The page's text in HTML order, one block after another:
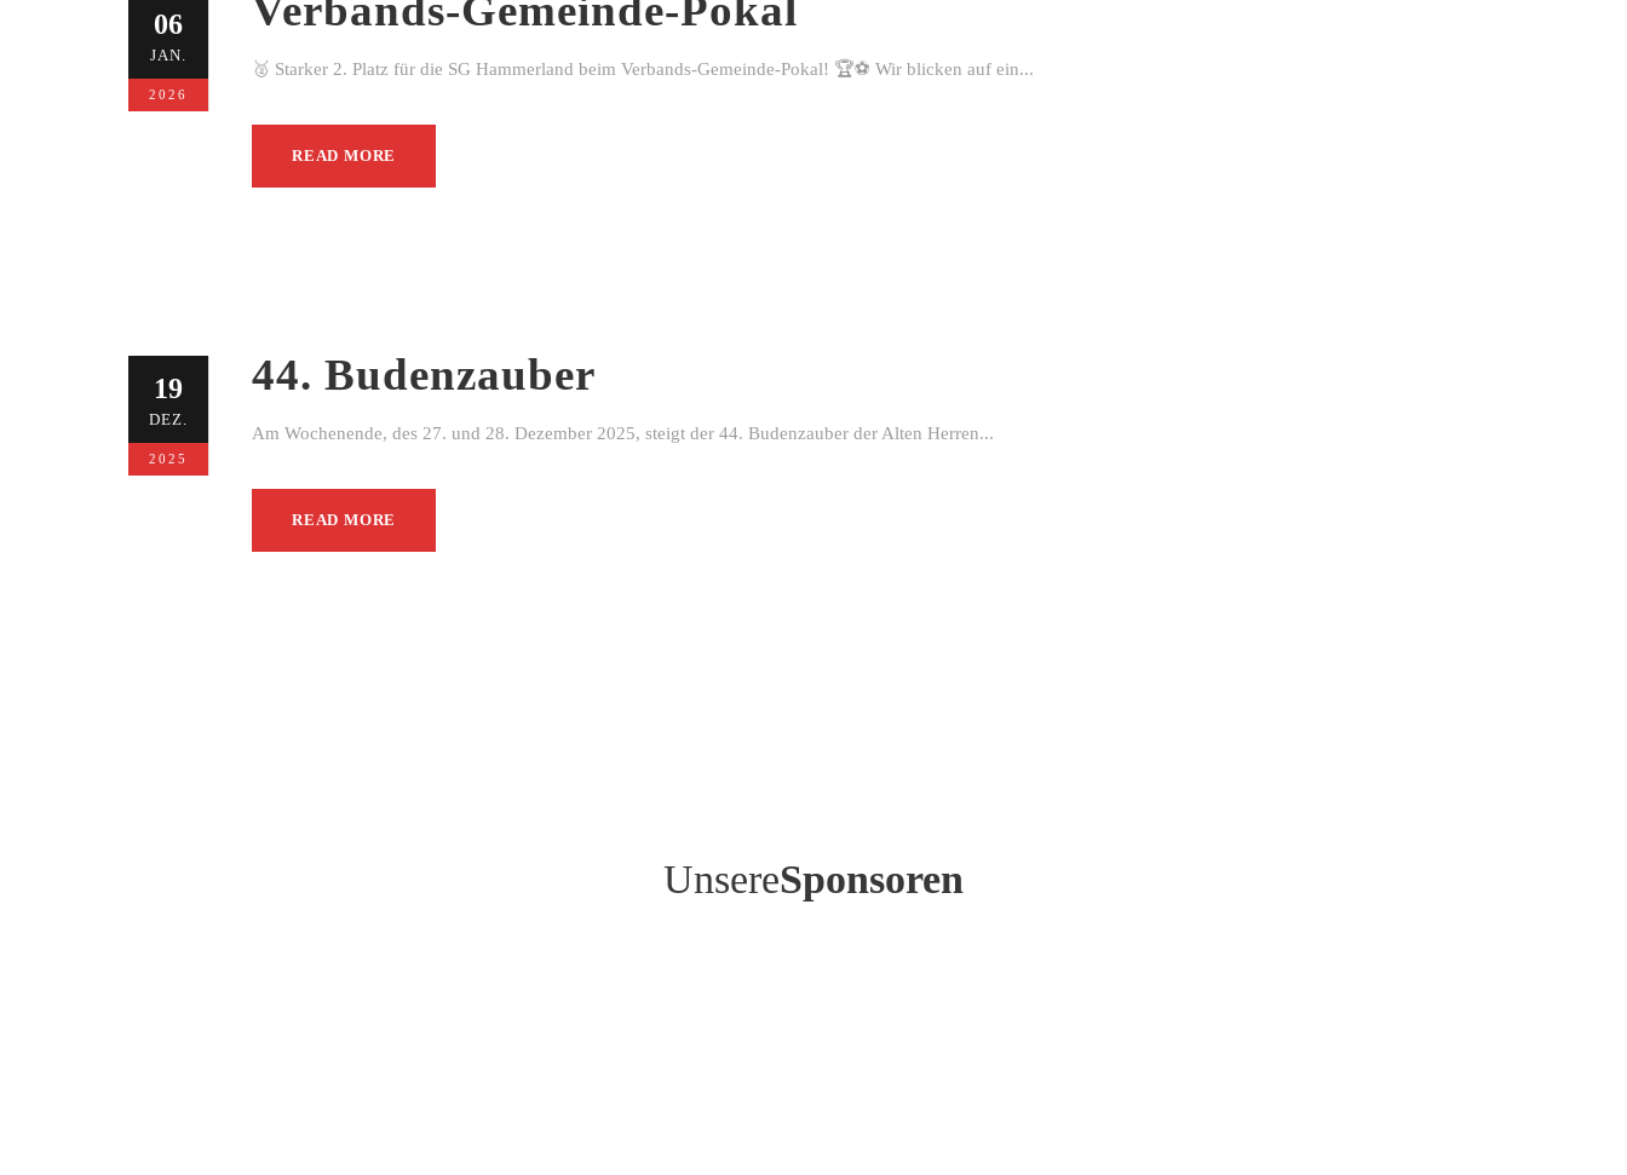
06
JAN.
2026
Verbands-Gemeinde-Pokal
🥈 Starker 2. Platz für die SG Hammerland beim Verbands-Gemeinde-Pokal! 🏆⚽ Wir blicken auf ein...
READ MORE
19
DEZ.
2025
44. Budenzauber
Am Wochenende, des 27. und 28. Dezember 2025, steigt der 44. Budenzauber der Alten Herren...
READ MORE
UnsereSponsoren